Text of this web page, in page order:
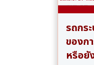
รถกร
ของก
หรือยั